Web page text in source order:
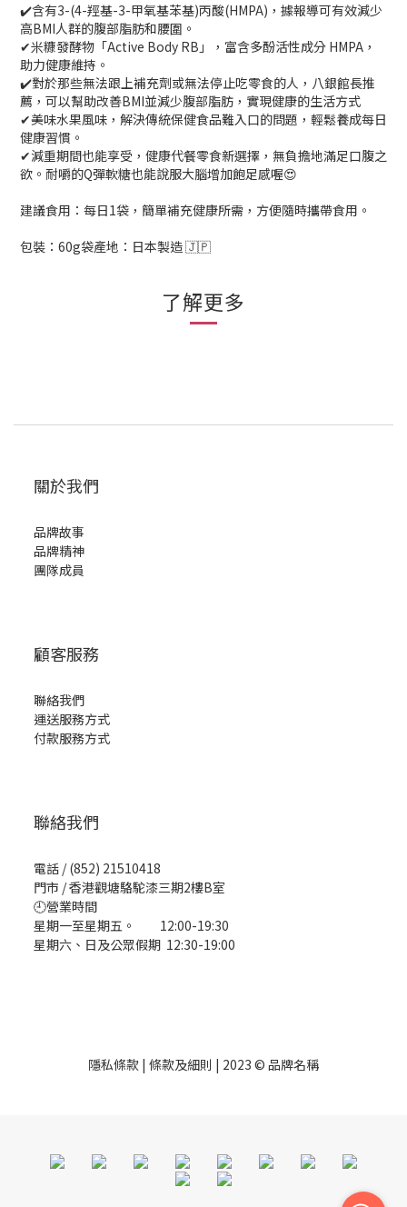
✔️含有3-(4-羥基-3-甲氧基苯基)丙酸(HMPA)，據報導可有效減少
高BMI人群的腹部脂肪和腰圍。
✔米糠發酵物「Active Body RB」，富含多酚活性成分 HMPA，
助力健康維持。
✔️對於那些無法跟上補充劑或無法停止吃零食的人，八銀館長推
薦，可以幫助改善BMI並減少腹部脂肪，實現健康的生活方式
✔美味水果風味，解決傳統保健食品難入口的問題，輕鬆養成每日
健康習慣。
✔減重期間也能享受，健康代餐零食新選擇，無負擔地滿足口腹之
欲。耐嚼的Q彈軟糖也能說服大腦增加飽足感喔😍
建議食用：每日1袋，簡單補充健康所需，方便隨時攜帶食用。
包裝：60g袋產地：日本製造 🇯🇵
了解更多
關於我們
品牌故事
品牌精神
團隊成員
顧客服務
聯絡我們
運送服務方式
付款服務方式
聯絡我們
電話 / (852) 21510418
門市 / 香港觀塘駱駝漆三期2樓B室
🕘營業時間
星期一至星期五。 12:00-19:30
星期六、日及公眾假期 12:30-19:00
隱私條款 | 條款及細則 | 2023 © 品牌名稱